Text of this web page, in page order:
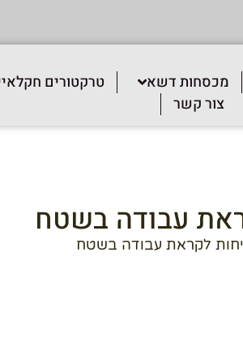
מכסחות דשא טרקטורים
צור קשר